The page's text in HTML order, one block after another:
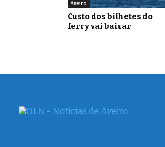
Aveiro
Custo dos bilhetes do
ferry vai baixar